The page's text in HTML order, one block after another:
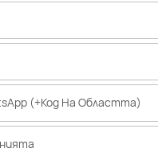
(+Код На Областта)